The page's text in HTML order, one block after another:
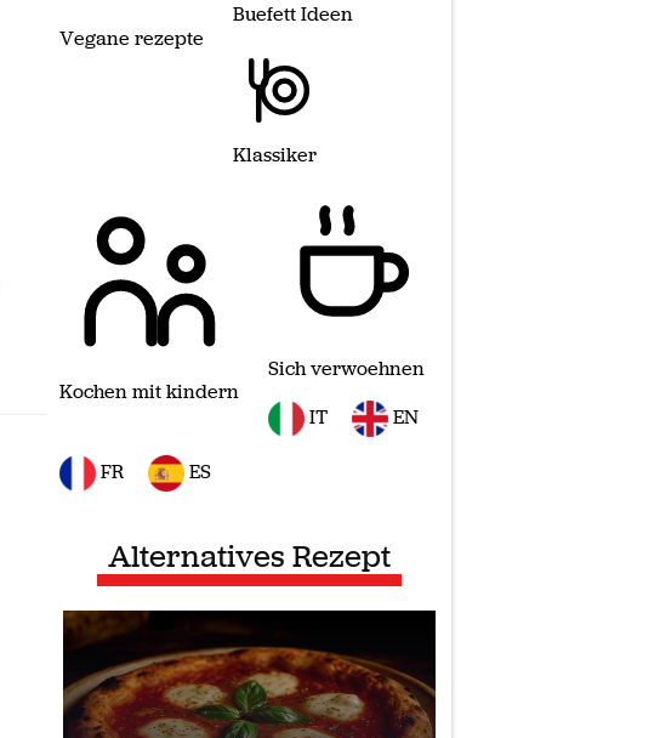
Vegane rezepte
Buefett Ideen
Klassiker
Kochen mit kindern
Sich verwoehnen
IT
EN
FR ES
Alternatives Rezept